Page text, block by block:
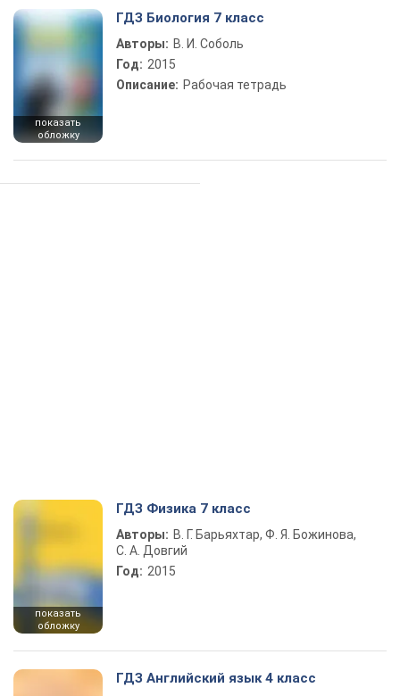
показать
обложку
ГДЗ Биология 7 класс
Авторы: В. И. Соболь
Год: 2015
Описание: Рабочая тетрадь
показать
обложку
ГДЗ Физика 7 класс
Авторы: В. Г. Барьяхтар, Ф. Я. Божинова,
С. А. Довгий
Год: 2015
ГДЗ Английский язык 4 класс